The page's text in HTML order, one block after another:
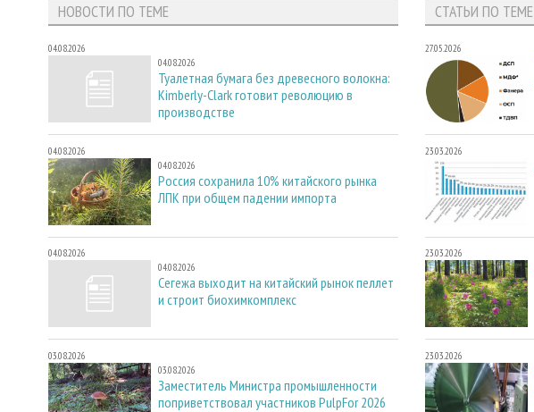
НОВОСТИ ПО ТЕМЕ
04.08.2026
04.08.2026
Туалетная бумага без древесного волокна:
Kimberly-Clark готовит революцию в
производстве
04.08.2026
04.08.2026
Россия сохранила 10% китайского рынка
ЛПК при общем падении импорта
04.08.2026
04.08.2026
Сегежа выходит на китайский рынок пеллет
и строит биохимкомплекс
03.08.2026
03.08.2026
Заместитель Министра промышленности
поприветствовал участников PulpFor 2026
СТАТЬИ ПО ТЕМЕ
27.05.2026
23.03.2026
23.03.2026
23.03.2026